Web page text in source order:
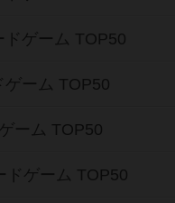
ドゲーム TOP50
ゲーム TOP50
ーム TOP50
ドゲーム TOP50